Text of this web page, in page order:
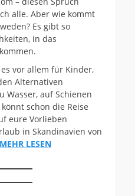
alle. Aber wie kommt
Es gibt so
in das
vor allem für Kinder,
Alternativen
Wasser, auf Schienen
schon die Reise
eure Vorlieben
in Skandinavien von
MEHR LESEN